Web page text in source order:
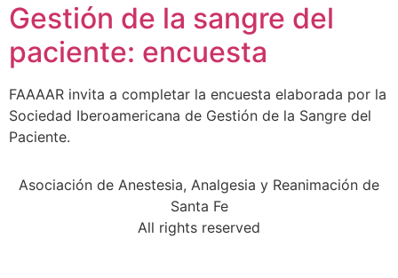
Gestión de la sangre del
paciente: encuesta
FAAAAR invita a completar la encuesta elaborada por la
Sociedad Iberoamericana de Gestión de la Sangre del
Paciente.
Asociación de Anestesia, Analgesia y Reanimación de
Santa Fe
All rights reserved